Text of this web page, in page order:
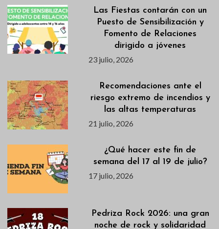
Las Fiestas contarán con un
Puesto de Sensibilización y
Fomento de Relaciones
dirigido a jóvenes
23 julio, 2026
Recomendaciones ante el
riesgo extremo de incendios y
las altas temperaturas
21 julio, 2026
¿Qué hacer este fin de
semana del 17 al 19 de julio?
17 julio, 2026
Pedriza Rock 2026: una gran
noche de rock y solidaridad